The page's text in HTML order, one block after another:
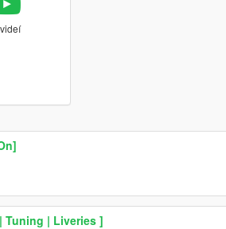
Tuning | Liveries ]